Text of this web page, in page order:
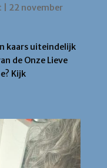
22 november
kaars uiteindelijk
de Onze Lieve
Kijk